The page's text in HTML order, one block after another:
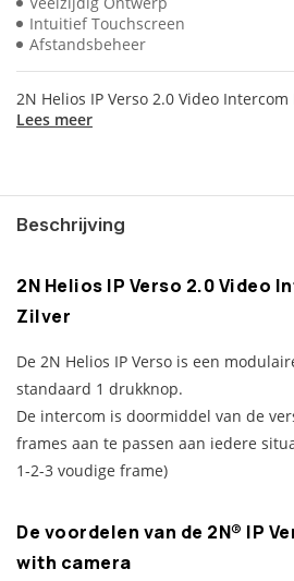
Intuitief Touchscreen
Afstandsbeheer
2N Helios IP Verso 2.0 Video
Lees meer
Beschrijving
2N Helios IP Verso 2.0 Video
Zilver
De 2N Helios IP Verso is een
standaard 1 drukknop.
De intercom is doormiddel van de
frames aan te passen aan iedere
1-2-3 voudige frame)
De voordelen van de 2N® IP
with camera